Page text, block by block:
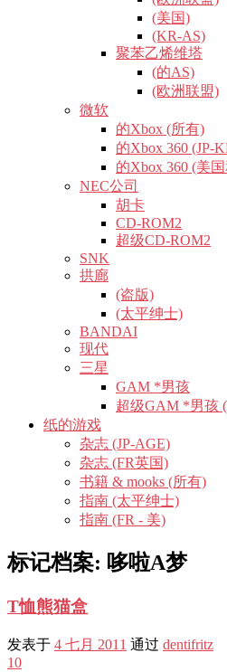
(美国)
(KR-AS)
聚苯乙烯维塔
(的AS)
(欧洲联盟)
微软
的Xbox (所有)
的Xbox 360 (JP-
的Xbox 360 (美
NEC公司
胡卡
CD-ROM2
超级CD-ROM2
SNK
拱廊
(盗版)
(太平绅士)
BANDAI
现代
三星
GAM *男孩
超级GAM *男孩
纸的游戏
杂志 (JP-AGE)
杂志 (FR英国)
书籍 & mooks (所有)
指南 (太平绅士)
指南 (FR - 美)
标记档案: 哆啦A梦
T恤熊猫盒
发表于 4 七月 2011 通过 dentifritz
10